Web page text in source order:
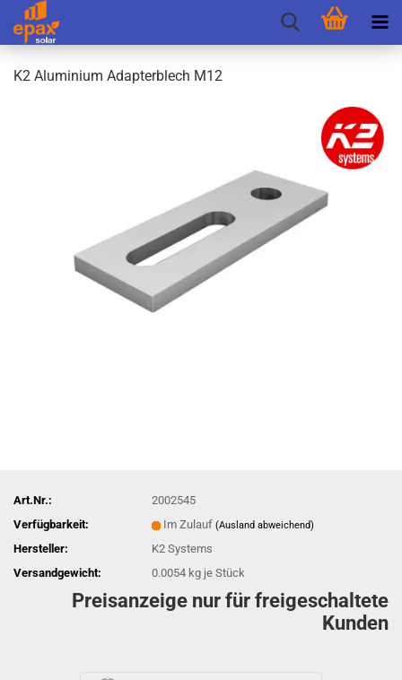
K2 Alu­mi­ni­um Ad­ap­ter­blech M12
Art.Nr.:
2002545
Verfügbarkeit:
Im Zulauf (Ausland abweichend)
Hersteller:
K2 Systems
Versandgewicht:
0.0054 kg je Stück
Preisanzeige nur für freigeschaltete
Kunden